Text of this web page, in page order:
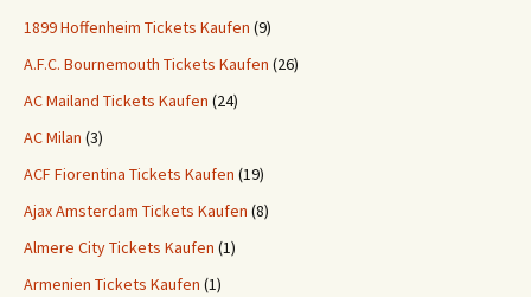
1899 Hoffenheim Tickets Kaufen (9)
A.F.C. Bournemouth Tickets Kaufen (26)
AC Mailand Tickets Kaufen (24)
AC Milan (3)
ACF Fiorentina Tickets Kaufen (19)
Ajax Amsterdam Tickets Kaufen (8)
Almere City Tickets Kaufen (1)
Armenien Tickets Kaufen (1)